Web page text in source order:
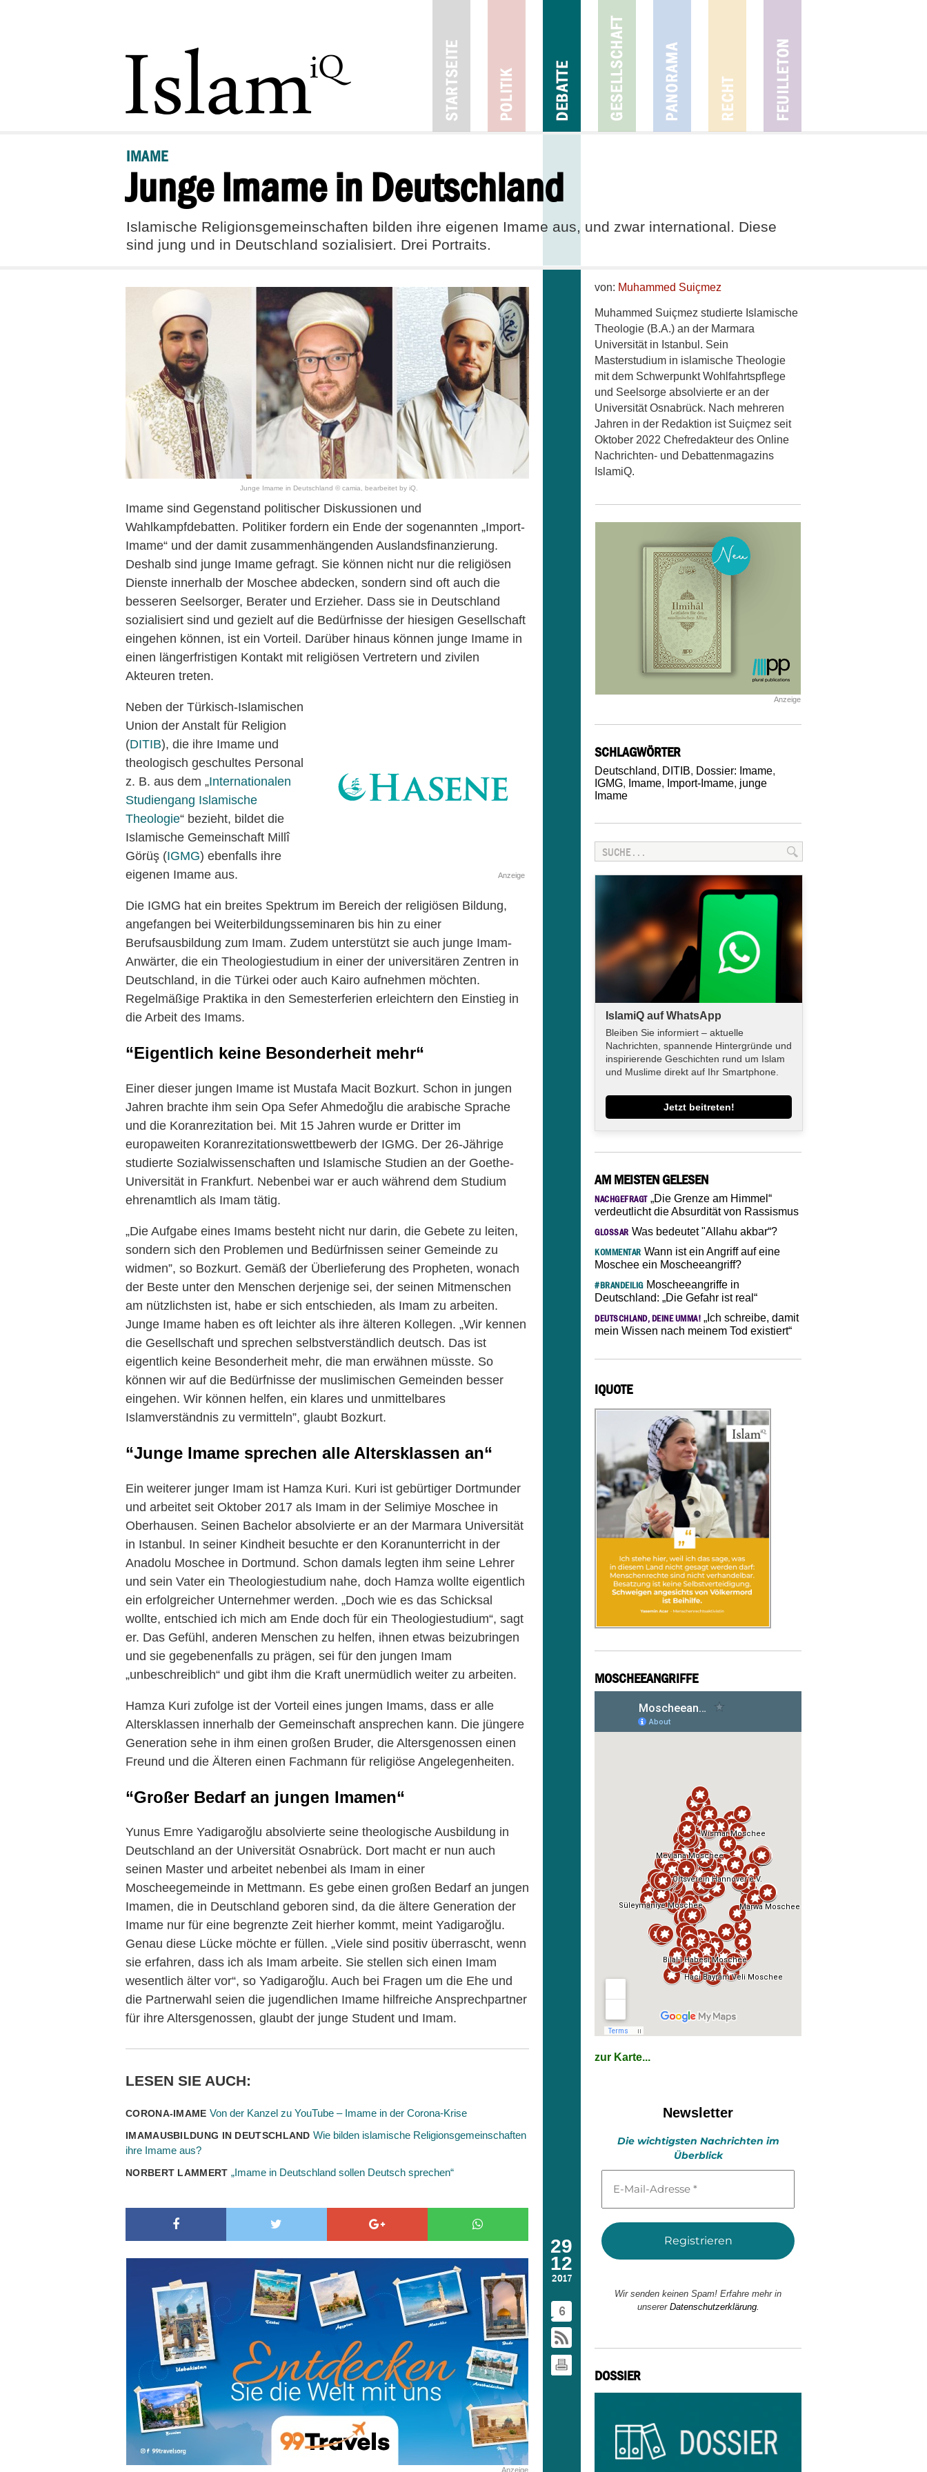
IMAME
Junge Imame in Deutschland
Islamische Religionsgemeinschaften bilden ihre eigenen Imame aus, und zwar international. Diese
sind jung und in Deutschland sozialisiert. Drei Portraits.
29
12
2017
6
Junge Imame in Deutschland © camia, bearbeitet by iQ.
Imame sind Gegenstand politischer Diskussionen und
Wahlkampfdebatten. Politiker fordern ein Ende der sogenannten „Import-
Imame“ und der damit zusammenhängenden Auslandsfinanzierung.
Deshalb sind junge Imame gefragt. Sie können nicht nur die religiösen
Dienste innerhalb der Moschee abdecken, sondern sind oft auch die
besseren Seelsorger, Berater und Erzieher. Dass sie in Deutschland
sozialisiert sind und gezielt auf die Bedürfnisse der hiesigen Gesellschaft
eingehen können, ist ein Vorteil. Darüber hinaus können junge Imame in
einen längerfristigen Kontakt mit religiösen Vertretern und zivilen
Akteuren treten.
Anzeige
Neben der Türkisch-Islamischen
Union der Anstalt für Religion
(DITIB), die ihre Imame und
theologisch geschultes Personal
z. B. aus dem „Internationalen
Studiengang Islamische
Theologie“ bezieht, bildet die
Islamische Gemeinschaft Millî
Görüş (IGMG) ebenfalls ihre
eigenen Imame aus.
Die IGMG hat ein breites Spektrum im Bereich der religiösen Bildung,
angefangen bei Weiterbildungsseminaren bis hin zu einer
Berufsausbildung zum Imam. Zudem unterstützt sie auch junge Imam-
Anwärter, die ein Theologiestudium in einer der universitären Zentren in
Deutschland, in die Türkei oder auch Kairo aufnehmen möchten.
Regelmäßige Praktika in den Semesterferien erleichtern den Einstieg in
die Arbeit des Imams.
“Eigentlich keine Besonderheit mehr“
Einer dieser jungen Imame ist Mustafa Macit Bozkurt. Schon in jungen
Jahren brachte ihm sein Opa Sefer Ahmedoğlu die arabische Sprache
und die Koranrezitation bei. Mit 15 Jahren wurde er Dritter im
europaweiten Koranrezitationswettbewerb der IGMG. Der 26-Jährige
studierte Sozialwissenschaften und Islamische Studien an der Goethe-
Universität in Frankfurt. Nebenbei war er auch während dem Studium
ehrenamtlich als Imam tätig.
„Die Aufgabe eines Imams besteht nicht nur darin, die Gebete zu leiten,
sondern sich den Problemen und Bedürfnissen seiner Gemeinde zu
widmen”, so Bozkurt. Gemäß der Überlieferung des Propheten, wonach
der Beste unter den Menschen derjenige sei, der seinen Mitmenschen
am nützlichsten ist, habe er sich entschieden, als Imam zu arbeiten.
Junge Imame haben es oft leichter als ihre älteren Kollegen. „Wir kennen
die Gesellschaft und sprechen selbstverständlich deutsch. Das ist
eigentlich keine Besonderheit mehr, die man erwähnen müsste. So
können wir auf die Bedürfnisse der muslimischen Gemeinden besser
eingehen. Wir können helfen, ein klares und unmittelbares
Islamverständnis zu vermitteln”, glaubt Bozkurt.
“Junge Imame sprechen alle Altersklassen an“
Ein weiterer junger Imam ist Hamza Kuri. Kuri ist gebürtiger Dortmunder
und arbeitet seit Oktober 2017 als Imam in der Selimiye Moschee in
Oberhausen. Seinen Bachelor absolvierte er an der Marmara Universität
in Istanbul. In seiner Kindheit besuchte er den Koranunterricht in der
Anadolu Moschee in Dortmund. Schon damals legten ihm seine Lehrer
und sein Vater ein Theologiestudium nahe, doch Hamza wollte eigentlich
ein erfolgreicher Unternehmer werden. „Doch wie es das Schicksal
wollte, entschied ich mich am Ende doch für ein Theologiestudium“, sagt
er. Das Gefühl, anderen Menschen zu helfen, ihnen etwas beizubringen
und sie gegebenenfalls zu prägen, sei für den jungen Imam
„unbeschreiblich“ und gibt ihm die Kraft unermüdlich weiter zu arbeiten.
Hamza Kuri zufolge ist der Vorteil eines jungen Imams, dass er alle
Altersklassen innerhalb der Gemeinschaft ansprechen kann. Die jüngere
Generation sehe in ihm einen großen Bruder, die Altersgenossen einen
Freund und die Älteren einen Fachmann für religiöse Angelegenheiten.
“Großer Bedarf an jungen Imamen“
Yunus Emre Yadigaroğlu absolvierte seine theologische Ausbildung in
Deutschland an der Universität Osnabrück. Dort macht er nun auch
seinen Master und arbeitet nebenbei als Imam in einer
Moscheegemeinde in Mettmann. Es gebe einen großen Bedarf an jungen
Imamen, die in Deutschland geboren sind, da die ältere Generation der
Imame nur für eine begrenzte Zeit hierher kommt, meint Yadigaroğlu.
Genau diese Lücke möchte er füllen. „Viele sind positiv überrascht, wenn
sie erfahren, dass ich als Imam arbeite. Sie stellen sich einen Imam
wesentlich älter vor“, so Yadigaroğlu. Auch bei Fragen um die Ehe und
die Partnerwahl seien die jugendlichen Imame hilfreiche Ansprechpartner
für ihre Altersgenossen, glaubt der junge Student und Imam.
LESEN SIE AUCH:
CORONA-IMAME Von der Kanzel zu YouTube – Imame in der Corona-Krise
IMAMAUSBILDUNG IN DEUTSCHLAND Wie bilden islamische Religionsgemeinschaften
ihre Imame aus?
NORBERT LAMMERT „Imame in Deutschland sollen Deutsch sprechen“
Anzeige
von: Muhammed Suiçmez
Muhammed Suiçmez studierte Islamische
Theologie (B.A.) an der Marmara
Universität in Istanbul. Sein
Masterstudium in islamische Theologie
mit dem Schwerpunkt Wohlfahrtspflege
und Seelsorge absolvierte er an der
Universität Osnabrück. Nach mehreren
Jahren in der Redaktion ist Suiçmez seit
Oktober 2022 Chefredakteur des Online
Nachrichten- und Debattenmagazins
IslamiQ.
Anzeige
SCHLAGWÖRTER
Deutschland, DITIB, Dossier: Imame,
IGMG, Imame, Import-Imame, junge
Imame
IslamiQ auf WhatsApp
Bleiben Sie informiert – aktuelle
Nachrichten, spannende Hintergründe und
inspirierende Geschichten rund um Islam
und Muslime direkt auf Ihr Smartphone.
Jetzt beitreten!
AM MEISTEN GELESEN
NACHGEFRAGT„Die Grenze am Himmel“
verdeutlicht die Absurdität von Rassismus
GLOSSAR Was bedeutet "Allahu akbar“?
KOMMENTAR Wann ist ein Angriff auf eine
Moschee ein Moscheeangriff?
#BRANDEILIGMoscheeangriffe in
Deutschland: „Die Gefahr ist real“
DEUTSCHLAND, DEINE UMMA! „Ich schreibe, damit
mein Wissen nach meinem Tod existiert“
IQUOTE
MOSCHEEANGRIFFE
zur Karte...
Newsletter
Die wichtigsten Nachrichten im
Überblick
Mail-
*
Wir senden keinen Spam! Erfahre mehr in
unserer Datenschutzerklärung.
DOSSIER